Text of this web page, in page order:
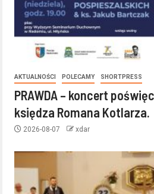
AKTUALNOŚCI POLECAMY SHORTPRESS
PRAWDA – koncert
księdza Romana Kotlarza.
2026-08-07 xdar